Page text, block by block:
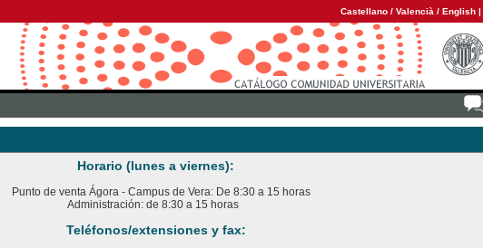
Castellano / Valencià / English |
Horario (lunes a viernes):
Punto de venta Ágora - Campus de Vera: De 8:30 a 15 horas
Administración: de 8:30 a 15 horas
Teléfonos/extensiones y fax: